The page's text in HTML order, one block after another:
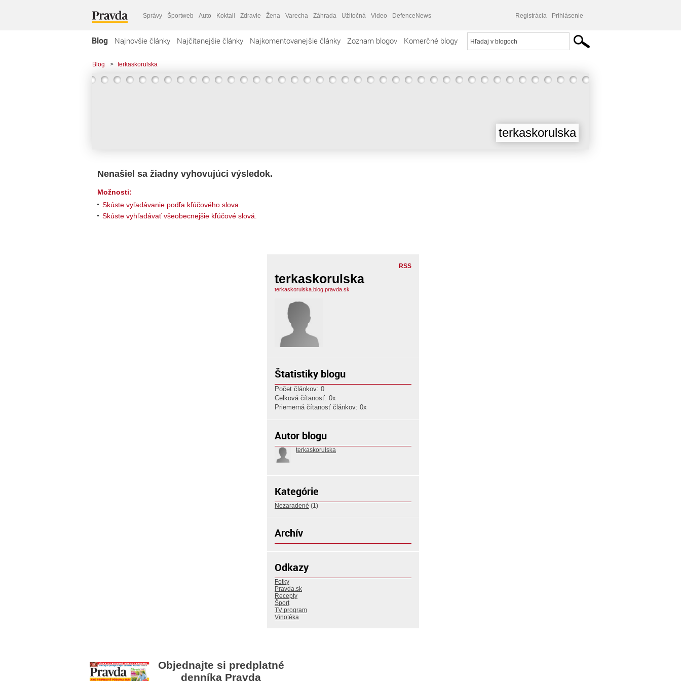
Správy Športweb Auto Koktail Zdravie Žena Varecha Záhrada Užitočná Video DefenceNews Registrácia Prihlásenie
Blog Najnovšie články Najčítanejšie články Najkomentovanejšie články Zoznam blogov Komerčné blogy
Blog > terkaskorulska
terkaskorulska
Nenašiel sa žiadny vyhovujúci výsledok.
Možnosti:
Skúste vyľadávanie podľa kľúčového slova.
Skúste vyhľadávať všeobecnejšie kľúčové slová.
RSS
terkaskorulska
terkaskorulska.blog.pravda.sk
Štatistiky blogu
Počet článkov: 0
Celková čítanosť: 0x
Priemerná čítanosť článkov: 0x
Autor blogu
terkaskorulska
Kategórie
Nezaradené (1)
Archív
Odkazy
Fotky
Pravda.sk
Recepty
Šport
TV program
Vinotéka
Objednajte si predplatné
denníka Pravda